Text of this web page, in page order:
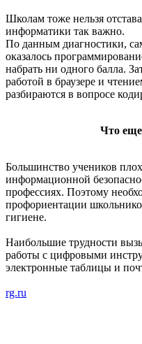
Школам тоже нельзя
информатики так важно.
По данным диагностики,
оказалось
набрать ни одного балла.
работой в браузере и
разбираются в вопросе
Что
Большинство учеников
информационной
профессиях. Поэтому
профориентации
гигиене.
Наибольшие трудности
работы с цифровыми
электронные таблицы и
rg.ru